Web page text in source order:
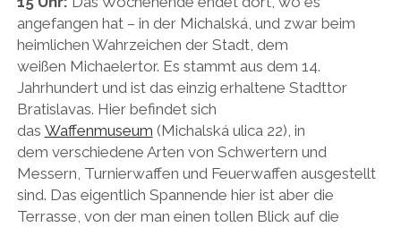
angefangen hat – in der Michalská, und zwar beim
heimlichen Wahrzeichen der Stadt, dem
weißen Michaelertor. Es stammt aus dem 14.
Jahrhundert und ist das einzig erhaltene Stadttor
Bratislavas. Hier befindet sich
das Waffenmuseum (Michalská ulica 22), in
dem verschiedene Arten von Schwertern und
Messern, Turnierwaffen und Feuerwaffen ausgestellt
sind. Das eigentlich Spannende hier ist aber die
Terrasse, von der man einen tollen Blick auf die